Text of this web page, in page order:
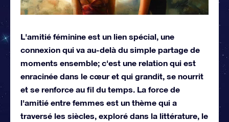
L'amitié féminine est un lien spécial, une
connexion qui va au-delà du simple partage de
moments ensemble; c'est une relation qui est
enracinée dans le cœur et qui grandit, se nourrit
et se renforce au fil du temps. La force de
l'amitié entre femmes est un thème qui a
traversé les siècles, exploré dans la littérature, le